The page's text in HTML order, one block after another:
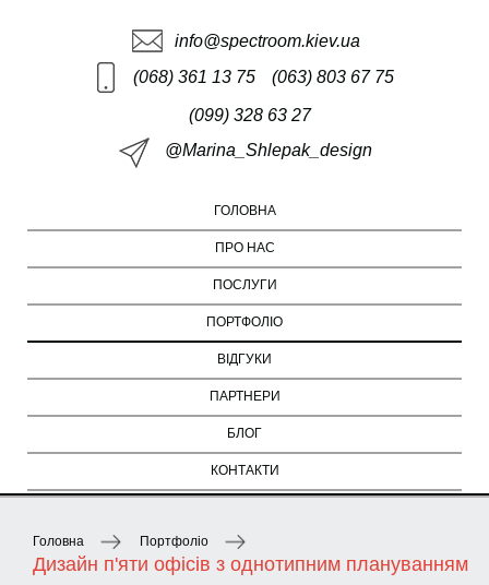
info@spectroom.kiev.ua
(068) 361 13 75
(063) 803 67 75
(099) 328 63 27
@Marina_Shlepak_design
ГОЛОВНА
ПРО НАС
ПОСЛУГИ
ПОРТФОЛІО
ВІДГУКИ
ПАРТНЕРИ
БЛОГ
КОНТАКТИ
Головна Портфоліо
Дизайн п'яти офісів з однотипним плануванням